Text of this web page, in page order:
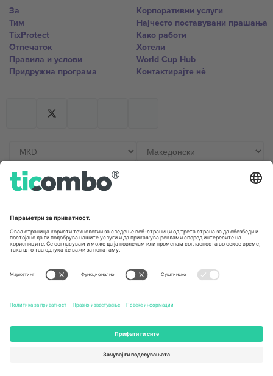
За
Тим
TixProtect
Отпечаток
Правила и услови
Придружна програма
Корпоративни услуги
Најчесто поставувани прашања
Како работи
Хотели
World Cup Hub
Контактирајте нѐ
Канцеларии и поддршка
Germany
Unter den Linden 24, 10117
Berlin, Germany
167 City Road, London, Greater
131 Continental Dr, Suite 305,
Dorfstrasse 52a, 6390
United Arab Emirates